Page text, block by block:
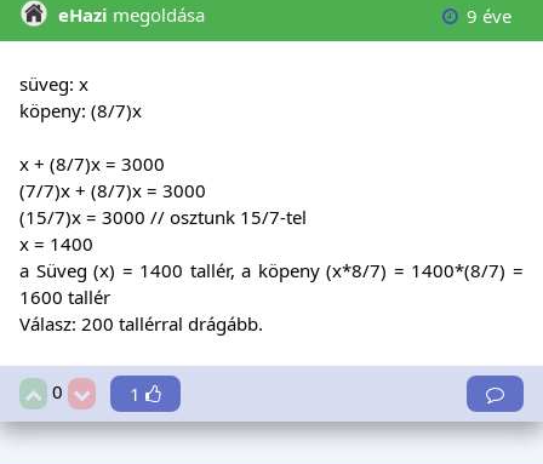
eHazi megoldása 9 éve
süveg: x
köpeny: (8/7)x
x + (8/7)x = 3000
(7/7)x + (8/7)x = 3000
(15/7)x = 3000 // osztunk 15/7-tel
x = 1400
a Süveg (x) = 1400 tallér, a köpeny (x*8/7) = 1400*(8/7) =
1600 tallér
Válasz: 200 tallérral drágább.
0 1